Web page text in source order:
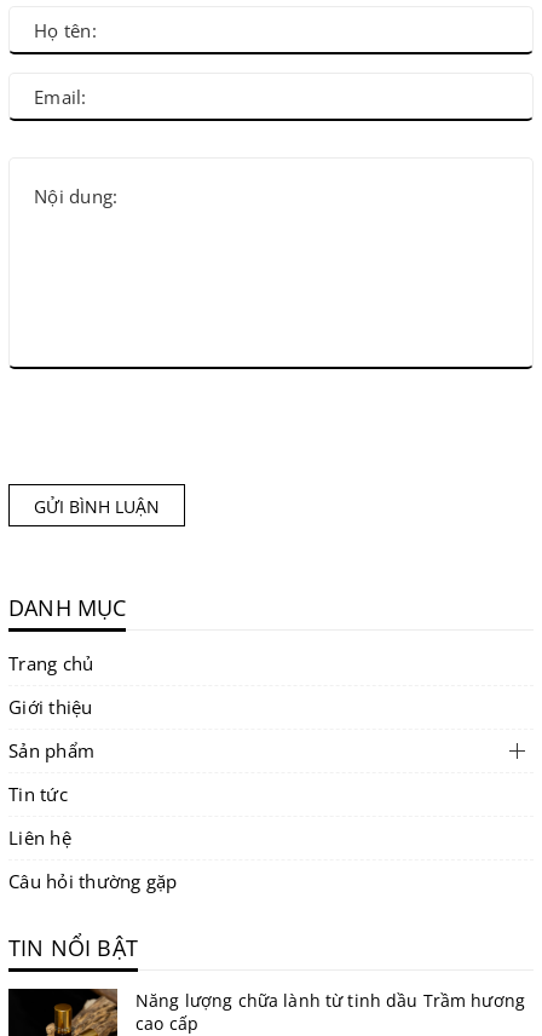
GỬI BÌNH LUẬN
DANH MỤC
Trang chủ
Giới thiệu
Sản phẩm
Tin tức
Liên hệ
Câu hỏi thường gặp
TIN NỔI BẬT
Năng lượng chữa lành từ tinh dầu Trầm hương
cao cấp